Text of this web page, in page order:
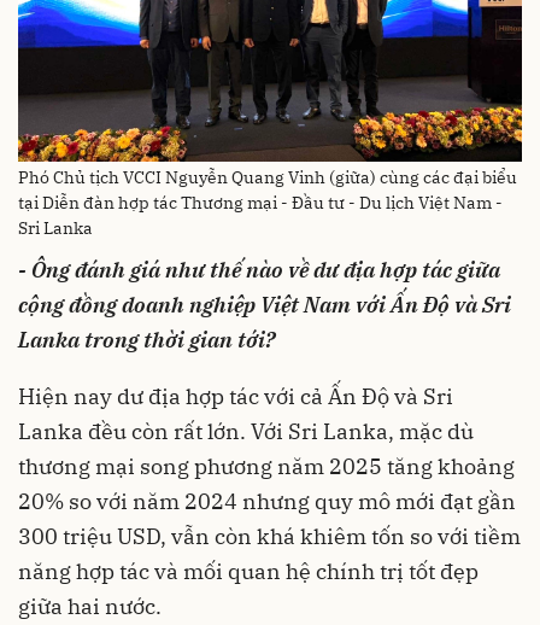
Phó Chủ tịch VCCI Nguyễn Quang Vinh (giữa) cùng các đại biểu
tại Diễn đàn hợp tác Thương mại - Đầu tư - Du lịch Việt Nam -
Sri Lanka
- Ông đánh giá như thế nào về dư địa hợp tác giữa
cộng đồng doanh nghiệp Việt Nam với Ấn Độ và Sri
Lanka trong thời gian tới?
Hiện nay dư địa hợp tác với cả Ấn Độ và Sri
Lanka đều còn rất lớn. Với Sri Lanka, mặc dù
thương mại song phương năm 2025 tăng khoảng
20% so với năm 2024 nhưng quy mô mới đạt gần
300 triệu USD, vẫn còn khá khiêm tốn so với tiềm
năng hợp tác và mối quan hệ chính trị tốt đẹp
giữa hai nước.